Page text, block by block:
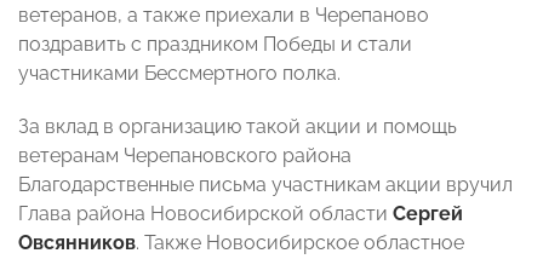
ветеранов, а также приехали в Черепаново
поздравить с праздником Победы и стали
участниками Бессмертного полка.
За вклад в организацию такой акции и помощь
ветеранам Черепановского района
Благодарственные письма участникам акции вручил
Глава района Новосибирской области Сергей
Овсянников. Также Новосибирское областное